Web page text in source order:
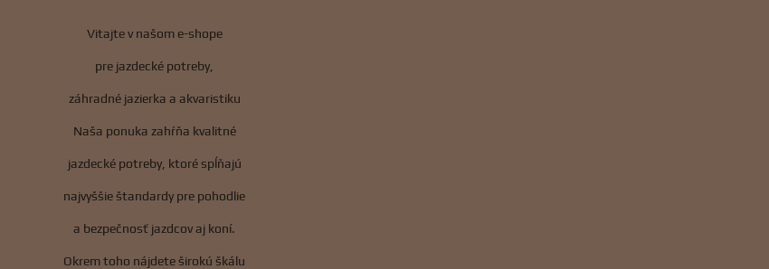
Vitajte v našom e-shope
pre jazdecké potreby,
záhradné jazierka a akvaristiku
Naša ponuka zahŕňa kvalitné
jazdecké potreby, ktoré spĺňajú
najvyššie štandardy pre pohodlie
a bezpečnosť jazdcov aj koní.
Okrem toho nájdete širokú škálu